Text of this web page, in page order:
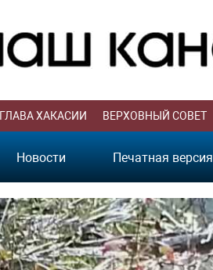
ГЛАВА ХАКАСИИ ВЕРХОВНЫЙ СОВЕТ
Новости Печатная версия